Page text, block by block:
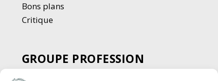
Bons plans
Critique
GROUPE PROFESSION
SPECTACLE